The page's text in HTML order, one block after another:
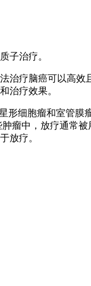
子治疗。
疗脑癌可以高效
治疗效果。
细胞瘤和室管膜
瘤中，放疗通常
放疗。